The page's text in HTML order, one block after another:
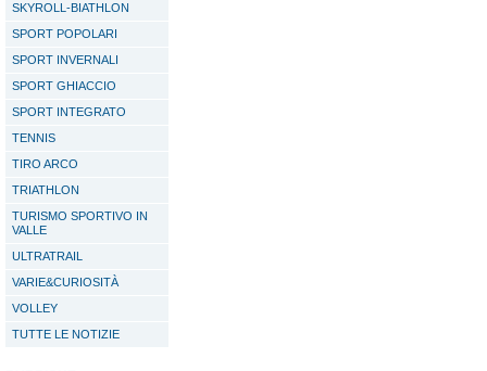
SKYROLL-BIATHLON
SPORT POPOLARI
SPORT INVERNALI
SPORT GHIACCIO
SPORT INTEGRATO
TENNIS
TIRO ARCO
TRIATHLON
TURISMO SPORTIVO IN
VALLE
ULTRATRAIL
VARIE&CURIOSITÀ
VOLLEY
TUTTE LE NOTIZIE